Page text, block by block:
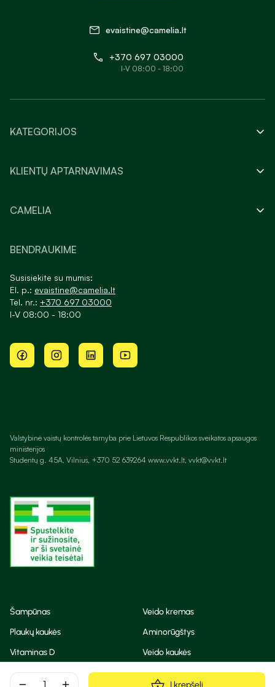
remove add Į krepšelį
evaistine@camelia.lt
+370 697 03000
I-V 08:00 - 18:00
KATEGORIJOS
KLIENTŲ APTARNAVIMAS
CAMELIA
BENDRAUKIME
Susisiekite su mumis:
El. p.: evaistine@camelia.lt
Tel. nr.: +370 697 03000
I-V 08:00 - 18:00
Valstybinė vaistų kontrolės tarnyba prie Lietuvos Respublikos sveikatos apsaugos
ministerijos
Studentų g. 45A, Vilnius, +370 52 639264 www.vvkt.lt, vvkt@vvkt.lt
Šampūnas
Veido kremas
Plaukų kaukės
Aminorūgštys
Vitaminas D
Veido kaukės
Korėjietiška kosmetika
Eteriniai aliejai